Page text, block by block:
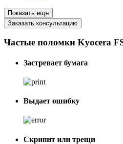
Показать еще
Заказать консультацию
Частые поломки Kyocera
Застревает бумага
Выдает ошибку
Скрипит или трещи